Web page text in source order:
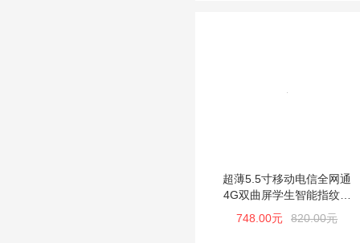
超薄5.5寸移动电信全网通
4G双曲屏学生智能指纹一
体一加手机
748.00元 820.00元